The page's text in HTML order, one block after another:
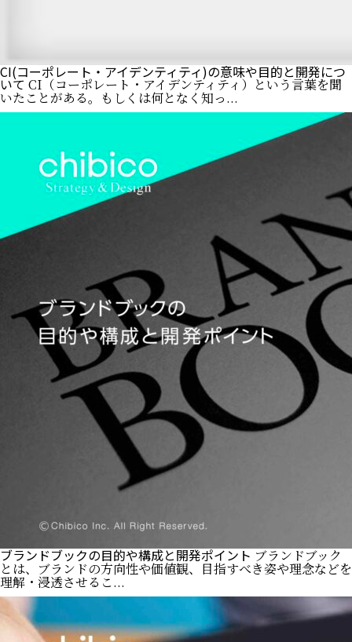
CI(コーポレート・アイデンティティ)の意味や目的と開発につ
いて CI（コーポレート・アイデンティティ）という言葉を聞
いたことがある。もしくは何となく知っ...
ブランドブックの目的や構成と開発ポイントブランドブック
とは、ブランドの方向性や価値観、目指すべき姿や理念などを
理解・浸透させるこ...